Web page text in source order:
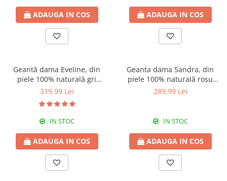
ADAUGA IN COS ADAUGA IN COS
Geantă dama Eveline, din
piele 100% naturală gri
deschis 8013
319,99 Lei
IN STOC
ADAUGA IN COS
Geanta dama Sandra, din
piele 100% naturală rosu
inchis, 8174
289,99 Lei
IN STOC
ADAUGA IN COS